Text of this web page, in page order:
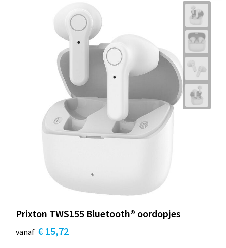
Prixton TWS155 Bluetooth® oordopjes
vanaf € 15,72